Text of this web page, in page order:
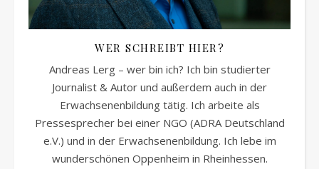
WER SCHREIBT HIER?
Andreas Lerg – wer bin ich? Ich bin studierter
Journalist & Autor und außerdem auch in der
Erwachsenenbildung tätig. Ich arbeite als
Pressesprecher bei einer NGO (ADRA Deutschland
e.V.) und in der Erwachsenenbildung. Ich lebe im
wunderschönen Oppenheim in Rheinhessen.